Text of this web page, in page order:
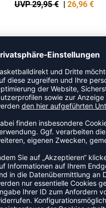
UVP 29,95 € | 26,96 €
BC5R-USA BASKETBALL
UVP 19,99 € |13,85 €